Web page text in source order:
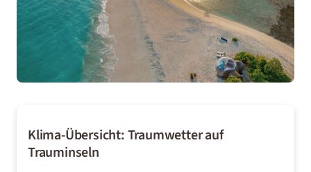
Klima-Übersicht: Traumwetter auf
Trauminseln